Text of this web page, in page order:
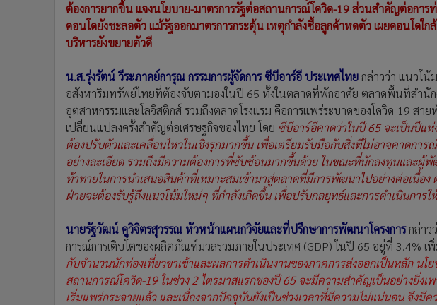
ต้องการยากขึ้น แจงนโยบาย-มาตรการรัฐต่อสถานการณ์โควิด-19 ส่วนสำคัญต่อการ
คอนโดยังชะลอตัว แม้รัฐออกมาตรการกระตุ้น เหตุกำลังซื้อลูกค้าหดตัว เผยคอนโดใก
บริหารยังขยายตัวดี
น.ส.รุ่งรัตน์ วีระภาคย์การุณ กรรมการผู้จัดการ ซีบีอาร์อี ประเทศไทยกล่าวว่า แนวโน้
อสังหาริมทรัพย์ไทยที่ต้องจับตามองในปี 65 ทั้งในตลาดที่พักอาศัย ตลาดพื้นที่สำ
อุตสาหกรรมและโลจิสติกส์ รวมถึงตลาดโรงแรม คือการแพร่ระบาดของโควิด-19 สา
เปลี่ยนแปลงครั้งสำคัญต่อเศรษฐกิจของไทย โดย ซีบีอาร์อีคาดว่าในปี 65 จะเป็นปีแ
ต้องปรับตัวและเคลื่อนไหวในเชิงรุกมากขึ้น เพื่อเตรียมรับมือกับสิ่งที่ไม่อาจคาดการ
อย่างละเอียด รวมถึงมีความต้องการที่ซับซ้อนมากขึ้นด้วย ในขณะที่นักลงทุนและผู้
ท้าทายในการนำเสนอสินค้าที่เหมาะสมเข้ามาสู่ตลาดที่มีการพัฒนาไปอย่างต่อเนื่อง
ฝ่ายจะต้องรับรู้ถึงแนวโน้มใหม่ๆ ที่กำลังเกิดขึ้น เพื่อปรับกลยุทธ์และการดำเนินการใ
นายรัฐวัฒน์ คูวิจิตรสุวรรณ หัวหน้าแผนกวิจัยและที่ปรึกษาการพัฒนาโครงการกล่าว
การณ์การเติบโตของผลิตภัณฑ์มวลรวมภายในประเทศ (GDP) ในปี 65 อยู่ที่ 3.4% เ
กับจำนวนนักท่องเที่ยวขาเข้าและผลการดำเนินงานของภาคการส่งออกเป็นหลัก นโ
สถานการณ์โควิด-19 ในช่วง 2 ไตรมาสแรกของปี 65 จะมีความสำคัญเป็นอย่างยิ่งเ
เริ่มแพร่กระจายแล้ว และเนื่องจากปัจจุบันยังเป็นช่วงเวลาที่มีความไม่แน่นอน จึงมี